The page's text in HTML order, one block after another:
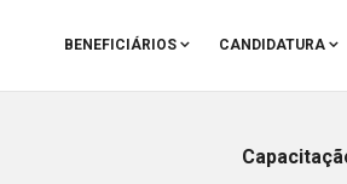
BENEFICIÁRIOS CANDIDATURA